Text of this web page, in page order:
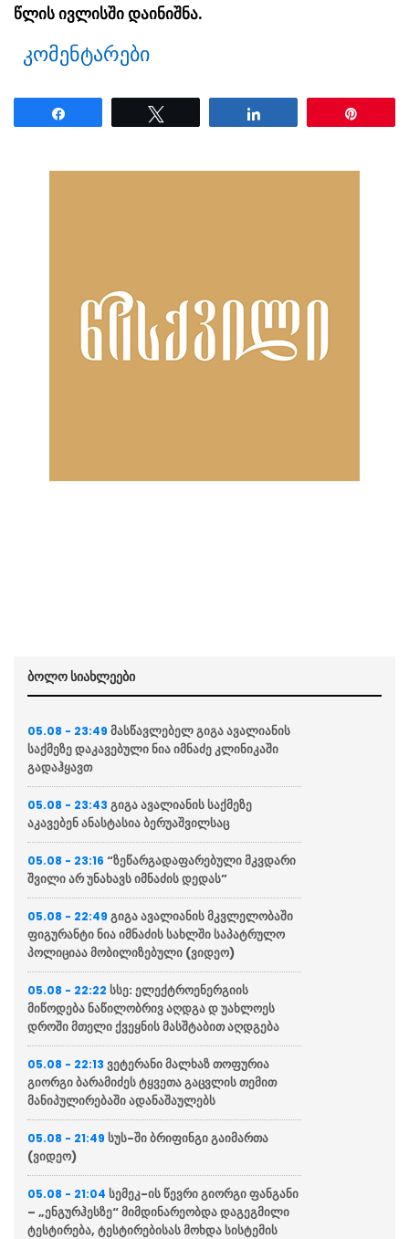
წლის ივლისში დაინიშნა.
კომენტარები
ბოლო სიახლეები
05.08 - 23:49 მასწავლებელ გიგა ავალიანის
საქმეზე დაკავებული ნია იმნაძე კლინიკაში
გადაჰყავთ
05.08 - 23:43 გიგა ავალიანის საქმეზე
აკავებენ ანასტასია ბერუაშვილსაც
05.08 - 23:16 “ზეწარგადაფარებული მკვდარი
შვილი არ უნახავს იმნაძის დედას”
05.08 - 22:49 გიგა ავალიანის მკვლელობაში
ფიგურანტი ნია იმნაძის სახლში საპატრულო
პოლიციაა მობილიზებული (ვიდეო)
05.08 - 22:22 სსე: ელექტროენერგიის
მიწოდება ნაწილობრივ აღდგა დ უახლოეს
დროში მთელი ქვეყნის მასშტაბით აღდგება
05.08 - 22:13 ვეტერანი მალხაზ თოფურია
გიორგი ბარამიძეს ტყვეთა გაცვლის თემით
მანიპულირებაში ადანაშაულებს
05.08 - 21:49 სუს-ში ბრიფინგი გაიმართა
(ვიდეო)
05.08 - 21:04 სემეკ-ის წევრი გიორგი ფანგანი
– „ენგურჰესზე“ მიმდინარეობდა დაგეგმილი
ტესტირება, ტესტირებისას მოხდა სისტემის